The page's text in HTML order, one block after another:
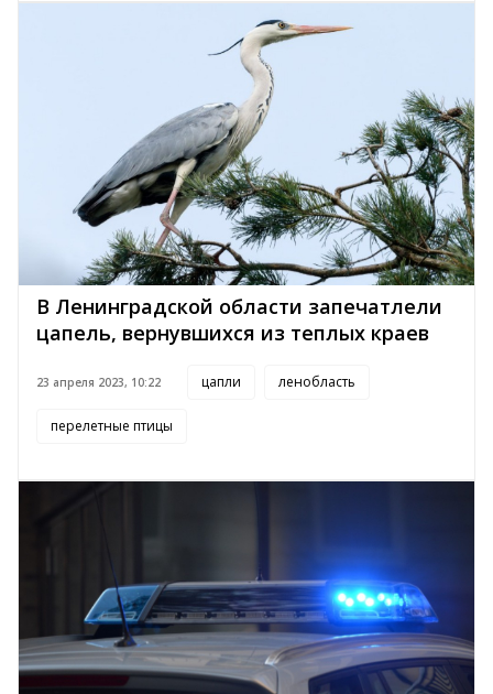
В Ленинградской области запечатлели
цапель, вернувшихся из теплых краев
23 апреля 2023, 10:22 цапли ленобласть
перелетные птицы